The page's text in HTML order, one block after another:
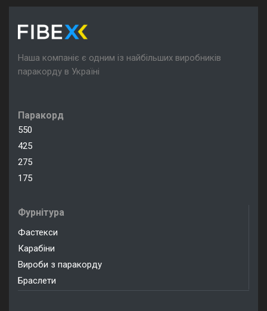
Наша компаніє є одним із найбільших виробників
паракорду в Україні
Паракорд
550
425
275
175
Фурнітура
Фастекси
Карабіни
Вироби з паракорду
Браслети